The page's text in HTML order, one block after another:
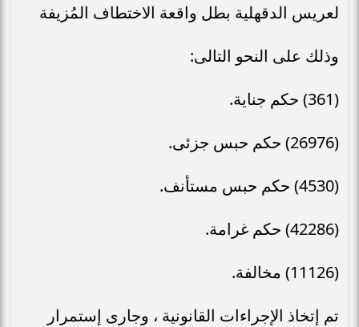
لعريس الدقهلية بطل واقعة الاختطاف المُزيفة
وذلك على النحو التالى:
(361) حكم جناية.
(26976) حكم حبس جزئى.
(4530) حكم حبس مستأنف.
(42286) حكم غرامة.
(11126) مخالفة.
تم إتخاذ الإجراءات القانونية ، وجارى إستمرار